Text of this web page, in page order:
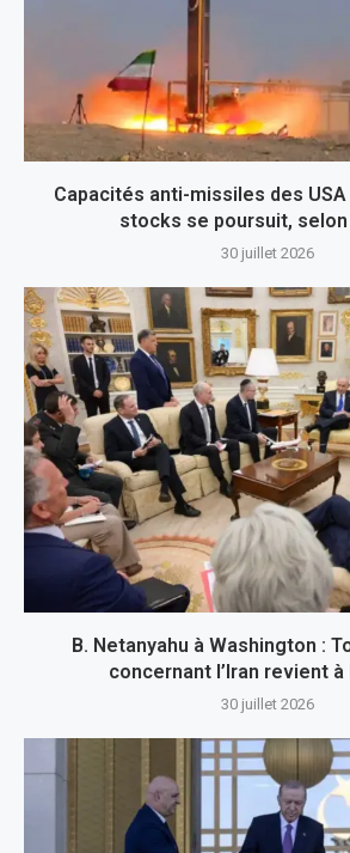
Capacités anti-missiles des USA
stocks se poursuit, selon
30 juillet 2026
B. Netanyahu à Washington :
concernant l’Iran revient à
30 juillet 2026